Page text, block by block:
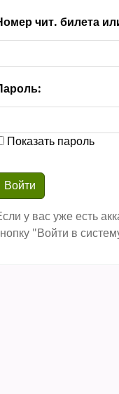
чит. билета
Показать пароль
у вас уже есть
"Войти в